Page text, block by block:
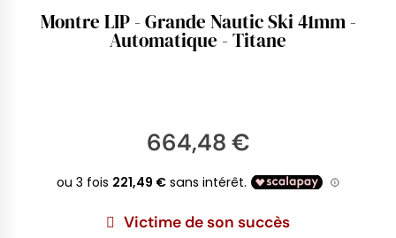
Montre LIP - Grande Nautic Ski 41mm -
Automatique - Titane
664,48 €
Victime de son succès